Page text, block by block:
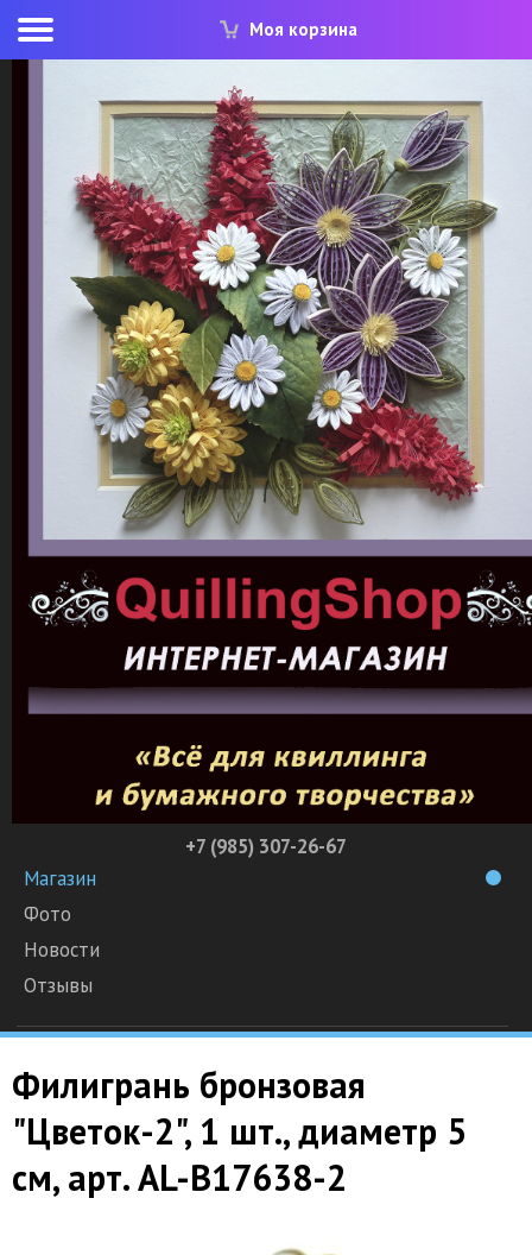
Моя корзина
+7 (985) 307-26-67
Магазин
Фото
Новости
Отзывы
Филигрань бронзовая
"Цветок-2", 1 шт., диаметр 5
см, арт. AL-B17638-2